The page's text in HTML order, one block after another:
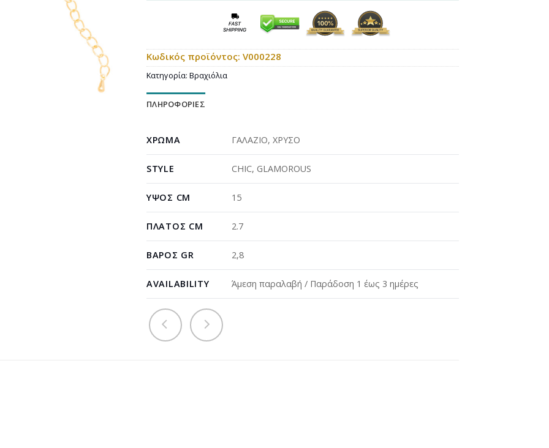
Κωδικός προϊόντος: V000228
Κατηγορία: Βραχιόλια
ΠΛΗΡΟΦΟΡΊΕΣ
ΧΡΏΜΑ ΓΑΛΑΖΙΟ,ΧΡΥΣΟ
STYLE CHIC, GLAMOROUS
ΎΨΟΣ CM 15
ΠΛΆΤΟΣ CM 2.7
ΒΆΡΟΣ GR 2,8
AVAILABILITY Άμεση παραλαβή / Παράδοση 1 έως 3 ημέρες